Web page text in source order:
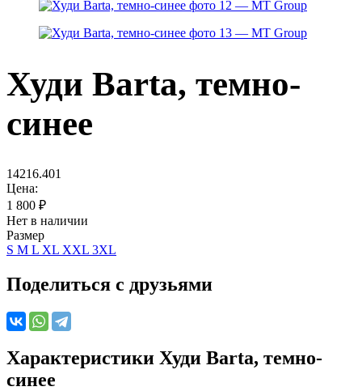
Худи Barta, темно-
синее
14216.401
Цена:
1 800 ₽
Нет в наличии
Размер
S M L XL XXL 3XL
Поделиться с друзьями
Характеристики Худи Barta, темно-
синее